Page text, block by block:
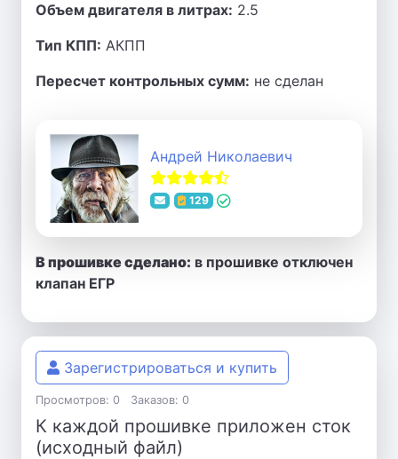
Объем двигателя в литрах: 2.5
Тип КПП: АКПП
Пересчет контрольных сумм: не сделан
Андрей Николаевич
129
В прошивке сделано: в прошивке отключен
клапан ЕГР
Зарегистрироваться и купить
Просмотров: 0 Заказов: 0
К каждой прошивке приложен сток
(исходный файл)